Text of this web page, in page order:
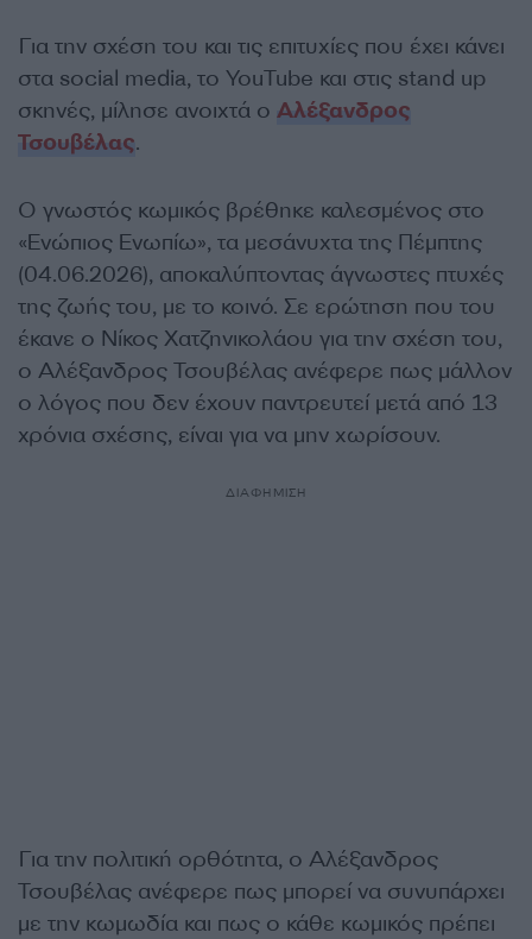
Για την σχέση του και τις επιτυχίες που έχει κάνει
στα social media, το YouTube και στις stand up
σκηνές, μίλησε ανοιχτά ο Αλέξανδρος
Τσουβέλας.
Ο γνωστός κωμικός βρέθηκε καλεσμένος στο
«Ενώπιος Ενωπίω», τα μεσάνυχτα της Πέμπτης
(04.06.2026), αποκαλύπτοντας άγνωστες πτυχές
της ζωής του, με το κοινό. Σε ερώτηση που του
έκανε ο Νίκος Χατζηνικολάου για την σχέση του,
ο Αλέξανδρος Τσουβέλας ανέφερε πως μάλλον
ο λόγος που δεν έχουν παντρευτεί μετά από 13
χρόνια σχέσης, είναι για να μην χωρίσουν.
ΔΙΑΦΗΜΙΣΗ
Για την πολιτική ορθότητα, ο Αλέξανδρος
Τσουβέλας ανέφερε πως μπορεί να συνυπάρχει
με την κωμωδία και πως ο κάθε κωμικός πρέπει